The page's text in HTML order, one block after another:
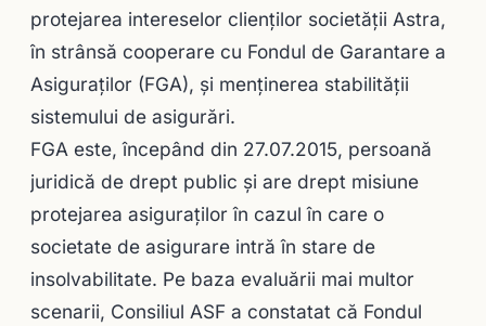
protejarea intereselor clienților societății Astra,
în strânsă cooperare cu Fondul de Garantare a
Asiguraților (FGA), și menținerea stabilității
sistemului de asigurări.
FGA este, începând din 27.07.2015, persoană
juridică de drept public și are drept misiune
protejarea asiguraților în cazul în care o
societate de asigurare intră în stare de
insolvabilitate. Pe baza evaluării mai multor
scenarii, Consiliul ASF a constatat că Fondul